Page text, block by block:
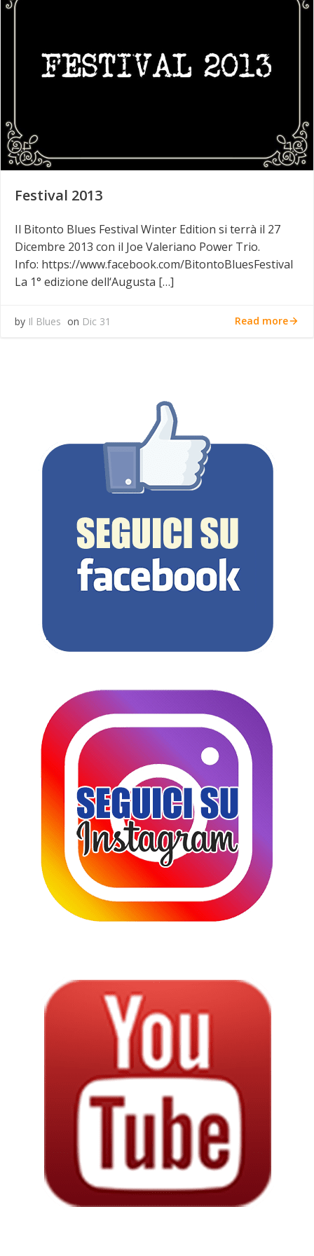
Festival 2013
Il Bitonto Blues Festival Winter Edition si terrà il 27
Dicembre 2013 con il Joe Valeriano Power Trio.
Info: https://www.facebook.com/BitontoBluesFestival
La 1° edizione dell‘Augusta […]
by Il Blues on Dic 31 Read more